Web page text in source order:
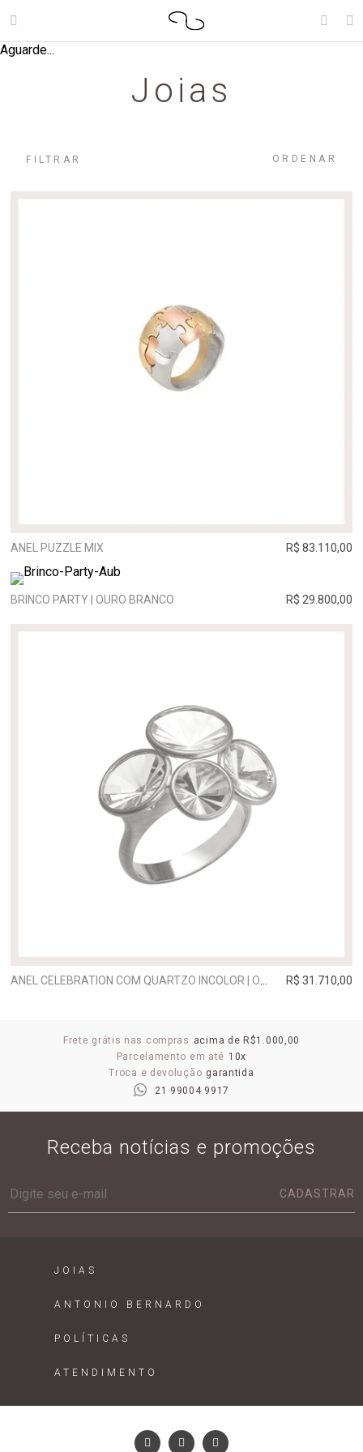
Aguarde...
Joias
FILTRAR ORDENAR
ANEL PUZZLE MIX R$ 83.110,00
BRINCO PARTY | OURO BRANCO R$ 29.800,00
R$ 31.710,00
Frete grátis nas compras acima de R$1.000,00
Parcelamento em até 10x
Troca e devolução garantida
21 99004 9917
Receba notícias e promoções
CADASTRAR
JOIAS
ANTONIO BERNARDO
POLÍTICAS
ATENDIMENTO